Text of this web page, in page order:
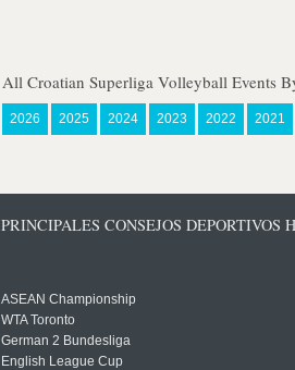
All Croatian Superliga Volleyball Events
2026 2025 2024 2023 2022 2021
PRINCIPALES CONSEJOS DEPORTIVOS
ASEAN Championship
WTA Toronto
German 2 Bundesliga
English League Cup